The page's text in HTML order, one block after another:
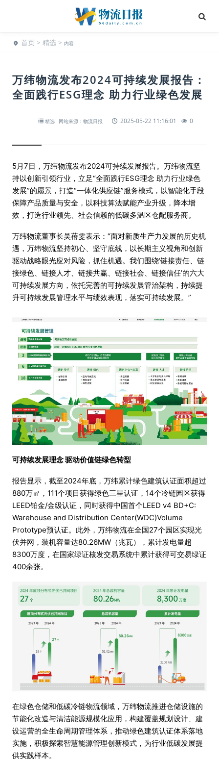
首页 > 精选 > 内容
万纬物流发布2024可持续发展报告：
全面践行ESG理念 助力行业绿色发展
精选 网站来源：物流日报 2025-05-22 11:16:01 0
5月7日，万纬物流发布2024可持续发展报告。万纬物流坚
持以创新引领行业，立足“全面践行ESG理念 助力行业绿色
发展”的愿景，打造“一体化供应链”服务模式，以智能化手段
保障产品质量与安全，以科技算法赋能产业升级，降本增
效，打造行业领先、社会信赖的低碳多温区仓配服务商。
万纬物流董事长吴蓓雯表示：“面对新质生产力发展的历史机
遇，万纬物流坚持初心、坚守底线，以长期主义视角和创新
驱动战略眼光应对风险，抓住机遇。我们围绕‘链接责任、链
接绿色、链接人才、链接共赢、链接社会、链接信任’的六大
可持续发展方向，依托完善的可持续发展管治架构，持续提
升可持续发展管理水平与绩效表现，落实可持续发展。”
可持续发展理念 驱动价值链绿色转型
报告显示，截至2024年底，万纬累计绿色建筑认证面积超过
880万㎡，111个项目获得绿色三星认证，14个冷链园区获得
LEED铂金/金级认证，同时获得中国首个LEED v4 BD+C:
Warehouse and Distribution Center(WDC)Volume
Prototype预认证。此外，万纬物流在全国27个园区实现光
伏并网，装机容量达80.26MW（兆瓦），累计发电量超
8300万度，在国家绿证核发交易系统中累计获得可交易绿证
400余张。
在绿色仓储和低碳冷链物流领域，万纬物流推进仓储设施的
节能化改造与清洁能源规模化应用，构建覆盖规划设计、建
设运营的全生命周期管理体系，推动绿色建筑认证体系落地
实施，积极探索智慧能源管理创新模式，为行业低碳发展提
供实践样本。